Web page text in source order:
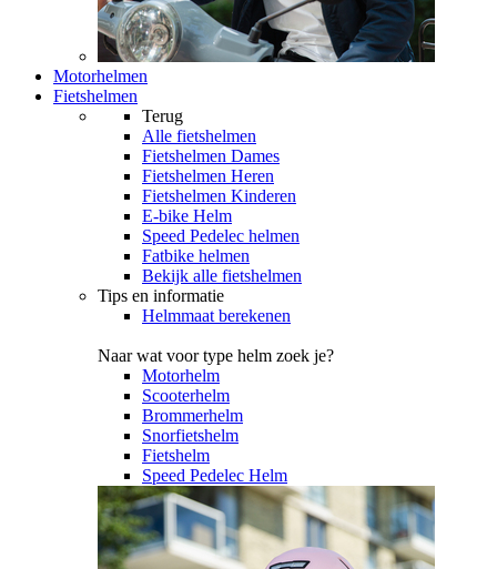
Motorhelmen
Fietshelmen
Terug
Alle fietshelmen
Fietshelmen Dames
Fietshelmen Heren
Fietshelmen Kinderen
E-bike Helm
Speed Pedelec helmen
Fatbike helmen
Bekijk alle fietshelmen
Tips en informatie
Helmmaat berekenen
Naar wat voor type helm zoek je?
Motorhelm
Scooterhelm
Brommerhelm
Snorfietshelm
Fietshelm
Speed Pedelec Helm